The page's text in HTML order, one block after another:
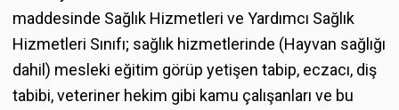
maddesinde Sağlık Hizmetleri ve Yardımcı Sağlık
Hizmetleri Sınıfı; sağlık hizmetlerinde (Hayvan sağlığı
dahil) mesleki eğitim görüp yetişen tabip, eczacı, diş
tabibi, veteriner hekim gibi kamu çalışanları ve bu